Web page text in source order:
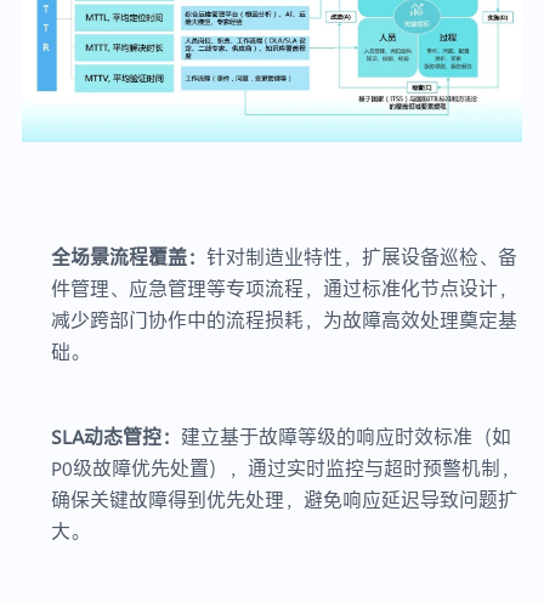
全场景流程覆盖： 针对制造业特性，扩展设备巡检、备
件管理、应急管理等专项流程，通过标准化节点设计，
减少跨部门协作中的流程损耗，为故障高效处理奠定基
础。
SLA动态管控： 建立基于故障等级的响应时效标准（如
P0级故障优先处置），通过实时监控与超时预警机制，
确保关键故障得到优先处理，避免响应延迟导致问题扩
大。